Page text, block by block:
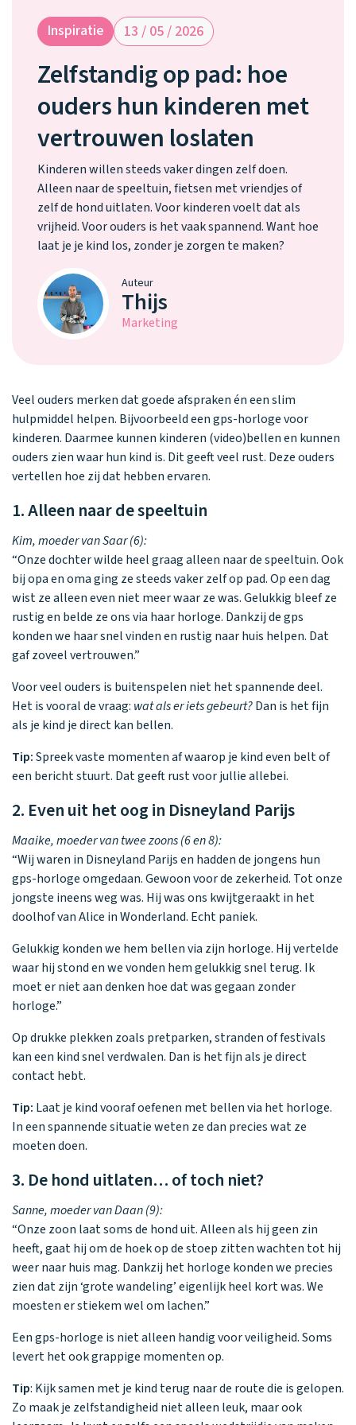
horloges
Ontdek alle
horloges
Kies je eigen
kleur, naam en
icoon en maak
helemaal van
jou.
Handleiding
Recensies
Jarige Job
Inspiratie 13 / 05 / 2026
Zelfstandig op pad: hoe
ouders hun kinderen met
vertrouwen loslaten
Kinderen willen steeds vaker dingen zelf doen.
Alleen naar de speeltuin, fietsen met vriendjes of
zelf de hond uitlaten. Voor kinderen voelt dat als
vrijheid. Voor ouders is het vaak spannend. Want hoe
laat je je kind los, zonder je zorgen te maken?
Auteur
Thijs
Marketing
Veel ouders merken dat goede afspraken én een slim
hulpmiddel helpen. Bijvoorbeeld een gps-horloge voor
kinderen. Daarmee kunnen kinderen (video)bellen en kunnen
ouders zien waar hun kind is. Dit geeft veel rust. Deze ouders
vertellen hoe zij dat hebben ervaren.
1. Alleen naar de speeltuin
Kim, moeder van Saar (6):
“Onze dochter wilde heel graag alleen naar de speeltuin. Ook
bij opa en oma ging ze steeds vaker zelf op pad. Op een dag
wist ze alleen even niet meer waar ze was. Gelukkig bleef ze
rustig en belde ze ons via haar horloge. Dankzij de gps
konden we haar snel vinden en rustig naar huis helpen. Dat
gaf zoveel vertrouwen.”
Voor veel ouders is buitenspelen niet het spannende deel.
Het is vooral de vraag: wat als er iets gebeurt?Dan is het fijn
als je kind je direct kan bellen.
Tip:Spreek vaste momenten af waarop je kind even belt of
een bericht stuurt. Dat geeft rust voor jullie allebei.
2. Even uit het oog in Disneyland Parijs
Maaike, moeder van twee zoons (6 en 8):
“Wij waren in Disneyland Parijs en hadden de jongens hun
gps-horloge omgedaan. Gewoon voor de zekerheid. Tot onze
jongste ineens weg was. Hij was ons kwijtgeraakt in het
doolhof van Alice in Wonderland. Echt paniek.
Gelukkig konden we hem bellen via zijn horloge. Hij vertelde
waar hij stond en we vonden hem gelukkig snel terug. Ik
moet er niet aan denken hoe dat was gegaan zonder
horloge.”
Op drukke plekken zoals pretparken, stranden of festivals
kan een kind snel verdwalen. Dan is het fijn als je direct
contact hebt.
Tip: Laat je kind vooraf oefenen met bellen via het horloge.
In een spannende situatie weten ze dan precies wat ze
moeten doen.
3. De hond uitlaten… of toch niet?
Sanne, moeder van Daan (9):
“Onze zoon laat soms de hond uit. Alleen als hij geen zin
heeft, gaat hij om de hoek op de stoep zitten wachten tot hij
weer naar huis mag. Dankzij het horloge konden we precies
zien dat zijn ‘grote wandeling’ eigenlijk heel kort was. We
moesten er stiekem wel om lachen.”
Een gps-horloge is niet alleen handig voor veiligheid. Soms
levert het ook grappige momenten op.
Tip: Kijk samen met je kind terug naar de route die is gelopen.
Zo maak je zelfstandigheid niet alleen leuk, maar ook